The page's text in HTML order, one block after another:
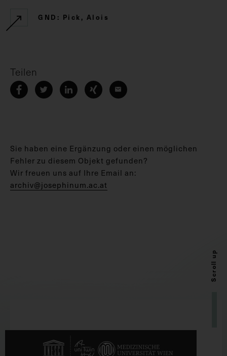
GND: Pick, Alois
Teilen
Sie haben eine Ergänzung oder einen möglichen
Fehler zu diesem Objekt gefunden?
Wir freuen uns auf Ihre Email an:
archiv@josephinum.ac.at
Scroll up